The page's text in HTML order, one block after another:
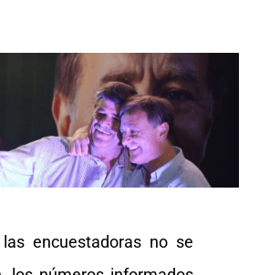
encuestadoras no se